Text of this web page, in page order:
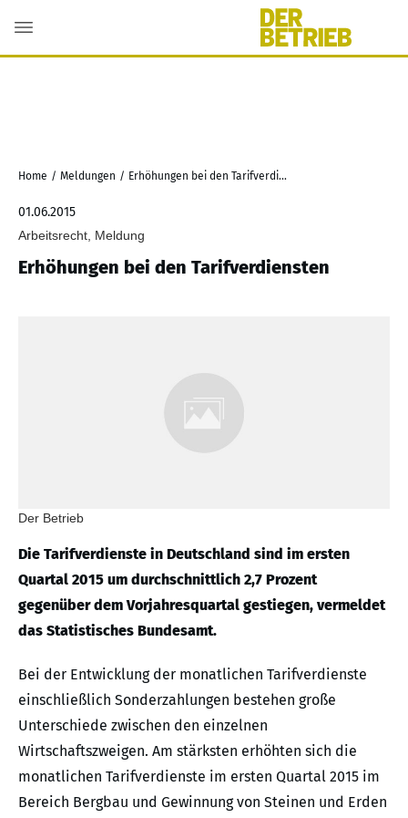
Home / Meldungen / Erhöhungen bei den Tarifverdiensten
01.06.2015
Arbeitsrecht, Meldung
Erhöhungen bei den Tarifverdiensten
Der Betrieb
Die Tarifverdienste in Deutschland sind im ersten
Quartal 2015 um durchschnittlich 2,7 Prozent
gegenüber dem Vorjahresquartal gestiegen, vermeldet
das Statistisches Bundesamt.
Bei der Entwicklung der monatlichen Tarifverdienste
einschließlich Sonderzahlungen bestehen große
Unterschiede zwischen den einzelnen
Wirtschaftszweigen. Am stärksten erhöhten sich die
monatlichen Tarifverdienste im ersten Quartal 2015 im
Bereich Bergbau und Gewinnung von Steinen und Erden